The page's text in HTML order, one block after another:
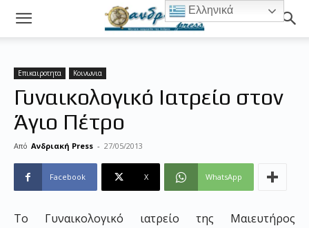
Επικαιροτητα Κοινωνια
Γυναικολογικό Ιατρείο στον
Άγιο Πέτρο
Από Ανδριακή Press - 27/05/2013
Facebook X WhatsApp
Το Γυναικολογικό ιατρείο της Μαιευτήρος
Ελληνικά